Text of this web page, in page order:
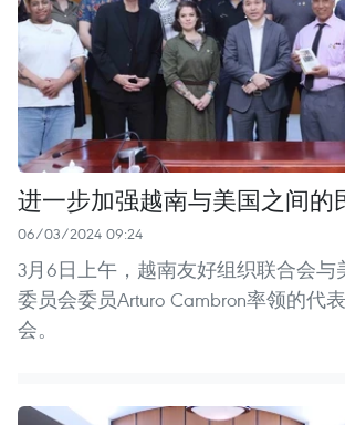
进一步加强越南与美国之间的
06/03/2024 09:24
3月6日上午，越南友好组织联合会与
委员会委员Arturo Cambron率领的代
会。